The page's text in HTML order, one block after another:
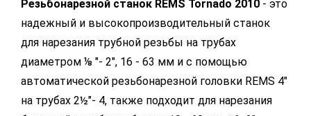
Резьбонарезной станок REMS Tornado 2010 - это
надежный и высокопроизводительный станок
для нарезания трубной резьбы на трубах
диаметром ⅛ "- 2", 16 - 63 мм и с помощью
автоматической резьбонарезной головки REMS 4"
на трубах 2½"- 4, также подходит для нарезания